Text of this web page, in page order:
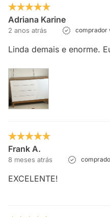
Adriana Karine
2 anos atrás comprador
Linda demais e enorme.
Frank A.
8 meses atrás
EXCELENTE!